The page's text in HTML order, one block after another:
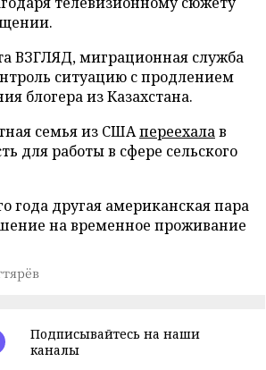
ВЗГЛЯД, миграционная служба
ситуацию с продлением
блогера из Казахстана.
семья из СШАпереехалав
для работы в сфере сельского
года другая американская пара
на временное проживание
Подписывайтесь на наши
каналы